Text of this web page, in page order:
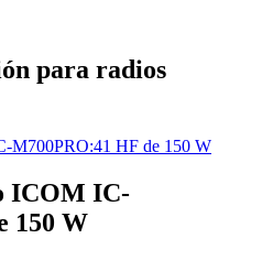
para radios
ICOM IC-
150 W